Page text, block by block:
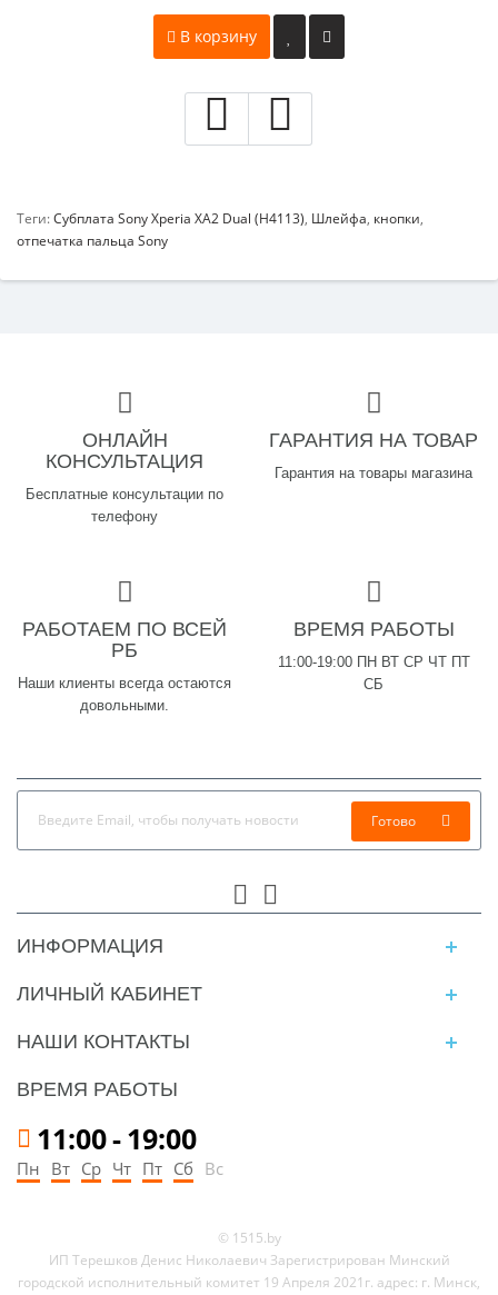
В корзину
Теги:Субплата Sony Xperia XA2 Dual (H4113), Шлейфа, кнопки,
отпечатка пальца Sony
ОНЛАЙН
КОНСУЛЬТАЦИЯ
Бесплатные консультации по
телефону
ГАРАНТИЯ НА ТОВАР
Гарантия на товары магазина
РАБОТАЕМ ПО ВСЕЙ
РБ
Наши клиенты всегда остаются
довольными.
ВРЕМЯ РАБОТЫ
11:00-19:00 ПН ВТ СР ЧТ ПТ
СБ
Готово
ИНФОРМАЦИЯ
ЛИЧНЫЙ КАБИНЕТ
НАШИ КОНТАКТЫ
ВРЕМЯ РАБОТЫ
11:00-19:00
Пн Вт Ср Чт Пт Сб Вс
© 1515.by
ИП Терешков Денис Николаевич Зарегистрирован Минский
городской исполнительный комитет 19 Апреля 2021г. адрес: г. Минск,